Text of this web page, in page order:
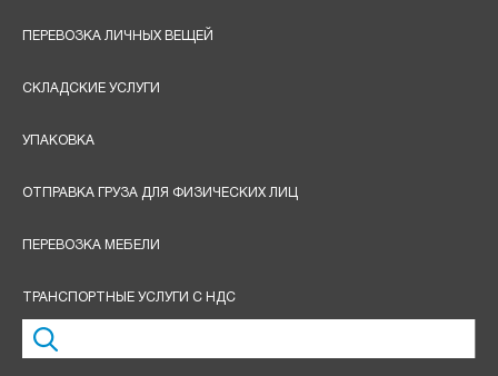
ПЕРЕВОЗКА ЛИЧНЫХ ВЕЩЕЙ
СКЛАДСКИЕ УСЛУГИ
УПАКОВКА
ОТПРАВКА ГРУЗА ДЛЯ ФИЗИЧЕСКИХ ЛИЦ
ПЕРЕВОЗКА МЕБЕЛИ
ТРАНСПОРТНЫЕ УСЛУГИ С НДС